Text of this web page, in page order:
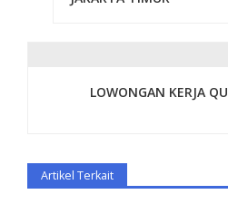
i
LOWONGAN KERJA
Artikel Terkait